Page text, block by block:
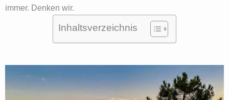
immer. Denken wir.
Inhaltsverzeichnis